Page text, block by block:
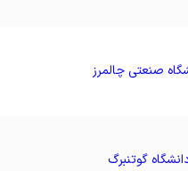
صنعتی چالمرز
گوتنبرگ